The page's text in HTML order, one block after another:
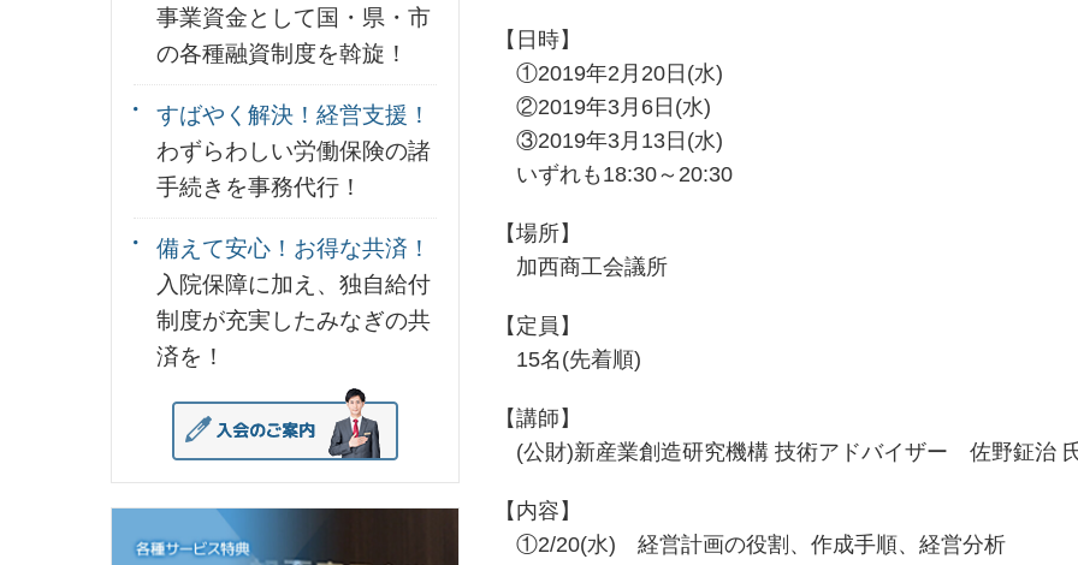
【日時】
①2019年2月20日(水)
②2019年3月6日(水)
③2019年3月13日(水)
いずれも18:30～20:30
【場所】
加西商工会議所
【定員】
15名(先着順)
【講師】
(公財)新産業創造研究機構 技術アドバイザー 佐野鉦治
【内容】
①2/20(水) 経営計画の役割、作成手順、経営分析
事業資金として国・県・市
の各種融資制度を斡旋！
すばやく解決！経営支援！
わずらわしい労働保険の諸
手続きを事務代行！
備えて安心！お得な共済！
入院保障に加え、独自給付
制度が充実したみなぎの共
済を！